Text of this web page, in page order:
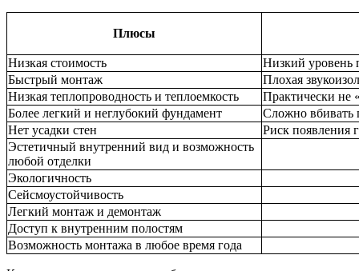
Плюсы
Низкая стоимость
Низкий уровень
Быстрый монтаж
Плохая
Низкая теплопроводность и теплоемкость
Практически не
Более легкий и неглубокий фундамент
Сложно вбивать
Нет усадки стен
Риск появления
Эстетичный внутренний вид и возможность
любой отделки
Экологичность
Сейсмоустойчивость
Легкий монтаж и демонтаж
Доступ к внутренним полостям
Возможность монтажа в любое время года